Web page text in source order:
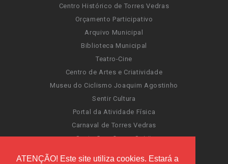
ATENÇÃO! Este site utiliza cookies. Estará a
Centro Histórico de Torres Vedras
Orçamento Participativo
Arquivo Municipal
Biblioteca Municipal
Teatro-Cine
Centro de Artes e Criatividade
Museu do Ciclismo Joaquim Agostinho
Sentir Cultura
Portal da Atividade Física
Carnaval de Torres Vedras
Santa Cruz Ocean Spirit